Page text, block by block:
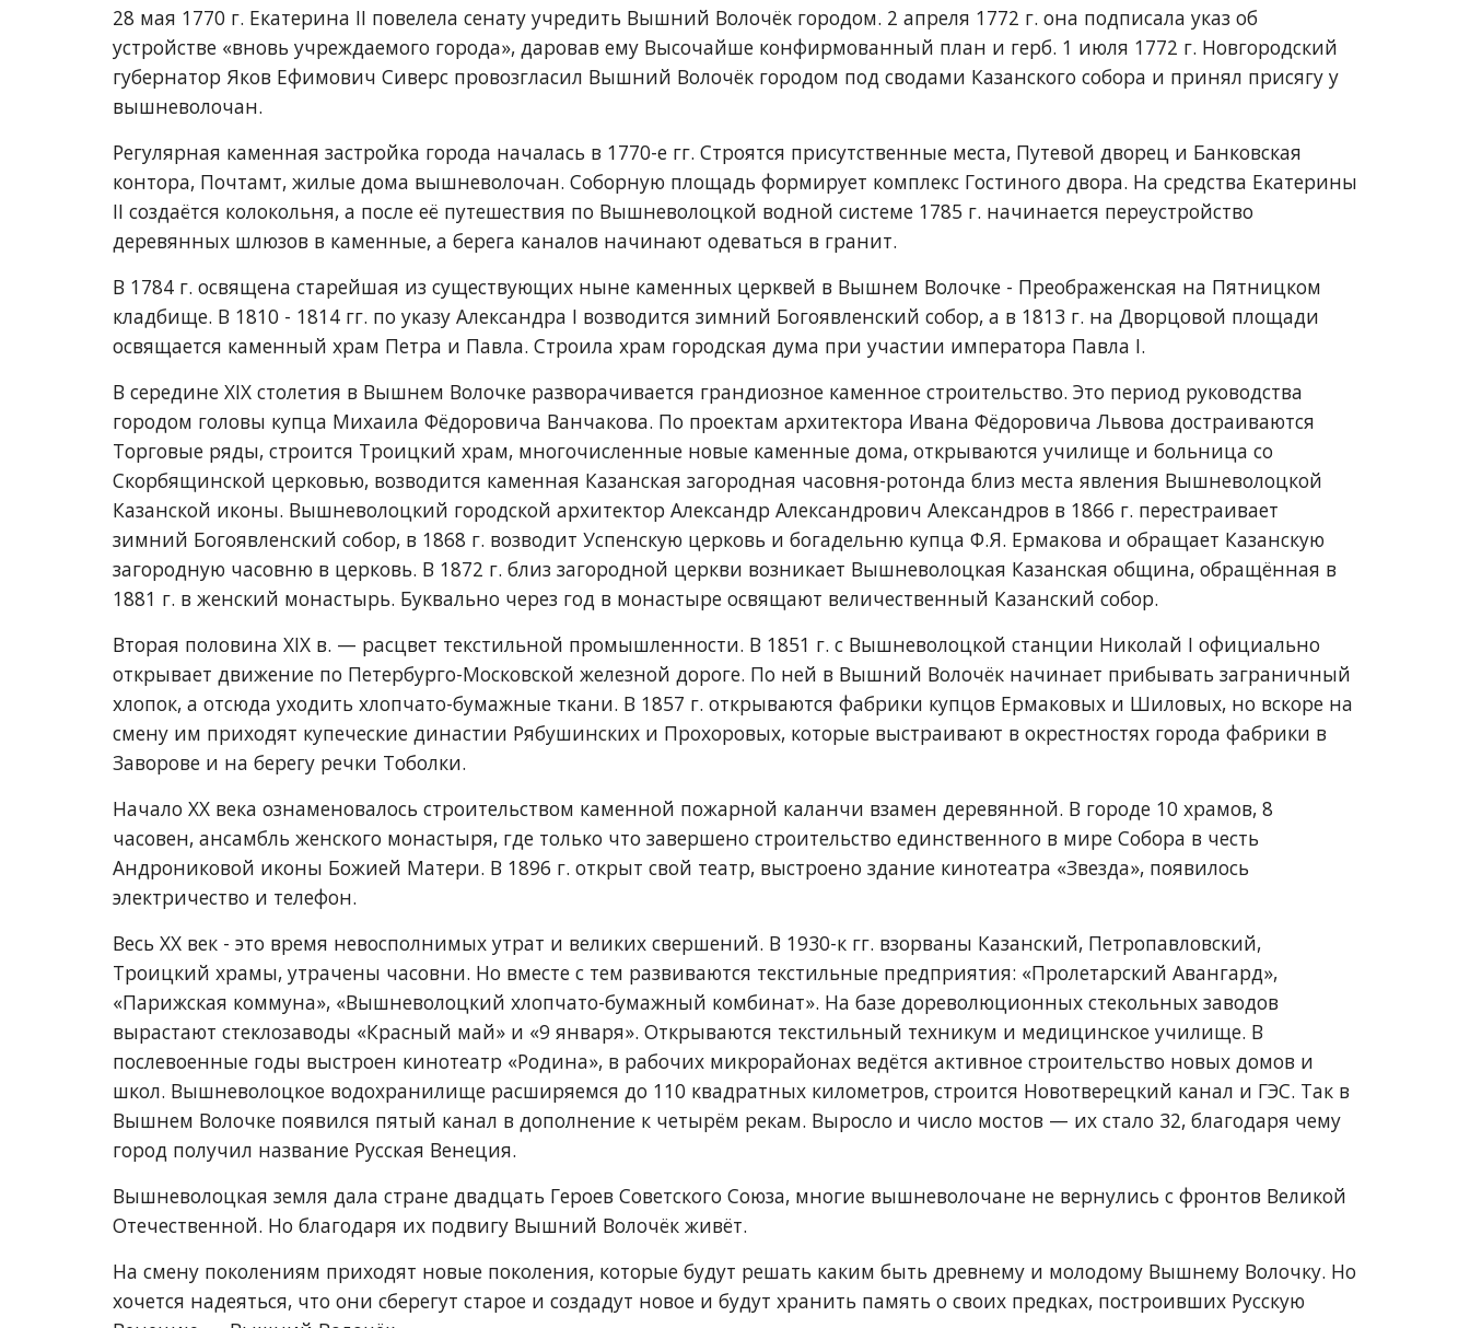
28 мая 1770 г. Екатерина II повелела сенату учредить Вышний Волочёк городом. 2 апреля 1772 г. она подписала указ об
устройстве «вновь учреждаемого города», даровав ему Высочайше конфирмованный план и герб. 1 июля 1772 г. Новгородский
губернатор Яков Ефимович Сиверс провозгласил Вышний Волочёк городом под сводами Казанского собора и принял присягу у
вышневолочан.
Регулярная каменная застройка города началась в 1770-е гг. Строятся присутственные места, Путевой дворец и Банковская
контора, Почтамт, жилые дома вышневолочан. Соборную площадь формирует комплекс Гостиного двора. На средства Екатерины
II создаётся колокольня, а после её путешествия по Вышневолоцкой водной системе 1785 г. начинается переустройство
деревянных шлюзов в каменные, а берега каналов начинают одеваться в гранит.
В 1784 г. освящена старейшая из существующих ныне каменных церквей в Вышнем Волочке - Преображенская на Пятницком
кладбище. В 1810 - 1814 гг. по указу Александра I возводится зимний Богоявленский собор, а в 1813 г. на Дворцовой площади
освящается каменный храм Петра и Павла. Строила храм городская дума при участии императора Павла I.
В середине XIX столетия в Вышнем Волочке разворачивается грандиозное каменное строительство. Это период руководства
городом головы купца Михаила Фёдоровича Ванчакова. По проектам архитектора Ивана Фёдоровича Львова достраиваются
Торговые ряды, строится Троицкий храм, многочисленные новые каменные дома, открываются училище и больница со
Скорбящинской церковью, возводится каменная Казанская загородная часовня-ротонда близ места явления Вышневолоцкой
Казанской иконы. Вышневолоцкий городской архитектор Александр Александрович Александров в 1866 г. перестраивает
зимний Богоявленский собор, в 1868 г. возводит Успенскую церковь и богадельню купца Ф.Я. Ермакова и обращает Казанскую
загородную часовню в церковь. В 1872 г. близ загородной церкви возникает Вышневолоцкая Казанская община, обращённая в
1881 г. в женский монастырь. Буквально через год в монастыре освящают величественный Казанский собор.
Вторая половина XIX в. — расцвет текстильной промышленности. В 1851 г. с Вышневолоцкой станции Николай I официально
открывает движение по Петербурго-Московской железной дороге. По ней в Вышний Волочёк начинает прибывать заграничный
хлопок, а отсюда уходить хлопчато-бумажные ткани. В 1857 г. открываются фабрики купцов Ермаковых и Шиловых, но вскоре на
смену им приходят купеческие династии Рябушинских и Прохоровых, которые выстраивают в окрестностях города фабрики в
Заворове и на берегу речки Тоболки.
Начало XX века ознаменовалось строительством каменной пожарной каланчи взамен деревянной. В городе 10 храмов, 8
часовен, ансамбль женского монастыря, где только что завершено строительство единственного в мире Собора в честь
Андрониковой иконы Божией Матери. В 1896 г. открыт свой театр, выстроено здание кинотеатра «Звезда», появилось
электричество и телефон.
Весь XX век - это время невосполнимых утрат и великих свершений. В 1930-к гг. взорваны Казанский, Петропавловский,
Троицкий храмы, утрачены часовни. Но вместе с тем развиваются текстильные предприятия: «Пролетарский Авангард»,
«Парижская коммуна», «Вышневолоцкий хлопчато-бумажный комбинат». На базе дореволюционных стекольных заводов
вырастают стеклозаводы «Красный май» и «9 января». Открываются текстильный техникум и медицинское училище. В
послевоенные годы выстроен кинотеатр «Родина», в рабочих микрорайонах ведётся активное строительство новых домов и
школ. Вышневолоцкое водохранилище расширяемся до 110 квадратных километров, строится Новотверецкий канал и ГЭС. Так в
Вышнем Волочке появился пятый канал в дополнение к четырём рекам. Выросло и число мостов — их стало 32, благодаря чему
город получил название Русская Венеция.
Вышневолоцкая земля дала стране двадцать Героев Советского Союза, многие вышневолочане не вернулись с фронтов Великой
Отечественной. Но благодаря их подвигу Вышний Волочёк живёт.
На смену поколениям приходят новые поколения, которые будут решать каким быть древнему и молодому Вышнему Волочку. Но
хочется надеяться, что они сберегут старое и создадут новое и будут хранить память о своих предках, построивших Русскую